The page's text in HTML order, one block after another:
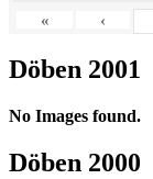
« ‹
Döben 2001
No Images found.
Döben 2000